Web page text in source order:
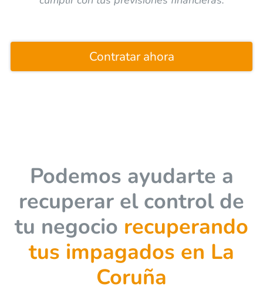
Contratar ahora
Podemos ayudarte a
recuperar el control de
tu negocio recuperando
tus impagados en La
Coruña